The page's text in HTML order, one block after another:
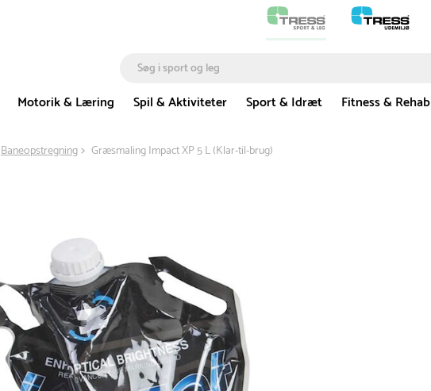
Motorik & Læring
Spil & Aktiviteter Sport & Idræt Fitness & Rehab
Baneopstregning Græsmaling Impact XP 5 L (Klar-til-brug)